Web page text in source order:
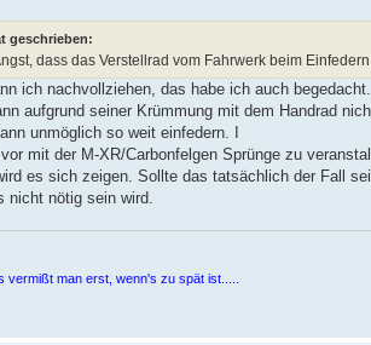
geschrieben:
dass das Verstellrad vom Fahrwerk beim
ich nachvollziehen, das habe ich auch begedacht.
aufgrund seiner Krümmung mit dem Handrad
unmöglich so weit einfedern. I
mit der M-XR/Carbonfelgen Sprünge zu
es sich zeigen. Sollte das tatsächlich der Fall
nicht nötig sein wird.
vermißt man erst, wenn's zu spät ist.....